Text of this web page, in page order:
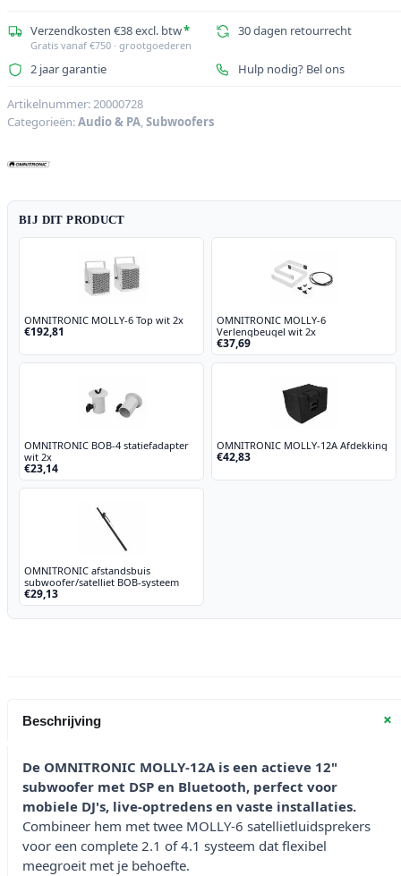
MOLLY-
12A
Subwoofer
+
2x
8
ohm,
aantal
Verzendkosten €38 excl. btw*
Gratis vanaf €750 · grootgoederen
30 dagen retourrecht
2 jaar garantie Hulp nodig? Bel ons
Artikelnummer:20000728
Categorieën:Audio & PA,Subwoofers
BIJ DIT PRODUCT
OMNITRONIC MOLLY-6 Top wit 2x
€192,81
OMNITRONIC MOLLY-6
Verlengbeugel wit 2x
€37,69
OMNITRONIC BOB-4 statiefadapter
wit 2x
€23,14
OMNITRONIC MOLLY-12A Afdekking
€42,83
OMNITRONIC afstandsbuis
subwoofer/satelliet BOB-systeem
€29,13
Beschrijving +
De OMNITRONIC MOLLY-12A is een actieve 12"
subwoofer met DSP en Bluetooth, perfect voor
mobiele DJ's, live-optredens en vaste installaties.
Combineer hem met twee MOLLY-6 satellietluidsprekers
voor een complete 2.1 of 4.1 systeem dat flexibel
meegroeit met je behoefte.